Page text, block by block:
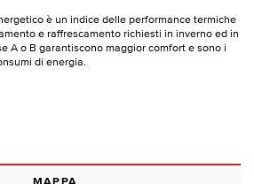
è un indice delle performance termiche
e raffrescamento richiesti in inverno ed in
A o B garantiscono maggior comfort e sono i
di energia.
MAPPA